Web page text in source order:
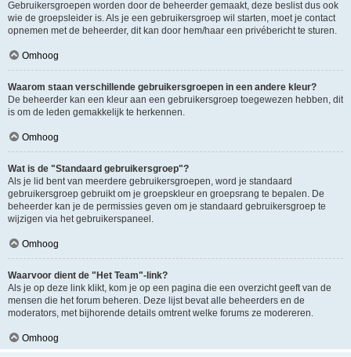
Gebruikersgroepen worden door de beheerder gemaakt, deze beslist dus ook
wie de groepsleider is. Als je een gebruikersgroep wil starten, moet je contact
opnemen met de beheerder, dit kan door hem/haar een privébericht te sturen.
Omhoog
Waarom staan verschillende gebruikersgroepen in een andere kleur?
De beheerder kan een kleur aan een gebruikersgroep toegewezen hebben, dit
is om de leden gemakkelijk te herkennen.
Omhoog
Wat is de "Standaard gebruikersgroep"?
Als je lid bent van meerdere gebruikersgroepen, word je standaard
gebruikersgroep gebruikt om je groepskleur en groepsrang te bepalen. De
beheerder kan je de permissies geven om je standaard gebruikersgroep te
wijzigen via het gebruikerspaneel.
Omhoog
Waarvoor dient de "Het Team"-link?
Als je op deze link klikt, kom je op een pagina die een overzicht geeft van de
mensen die het forum beheren. Deze lijst bevat alle beheerders en de
moderators, met bijhorende details omtrent welke forums ze modereren.
Omhoog